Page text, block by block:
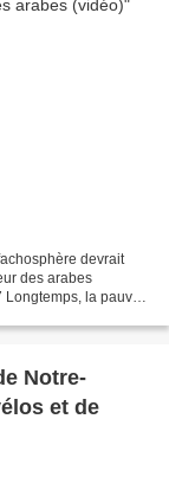
devrait
des arabes
Longtemps, la pauvre
Notre-
et de